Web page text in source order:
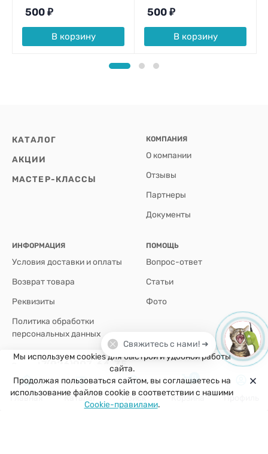
500 ₽
В корзину
500 ₽
В корзину
КАТАЛОГ
АКЦИИ
МАСТЕР-КЛАССЫ
КОМПАНИЯ
О компании
Отзывы
Партнеры
Документы
ИНФОРМАЦИЯ
Условия доставки и оплаты
Возврат товара
Реквизиты
Политика обработки
персональных данных
ПОМОЩЬ
Вопрос-ответ
Статьи
Фото
+7(926)907-64-35
г. Москва
zakaz@kuklobaza.ru
Мы используем cookies для быстрой и удобной работы
сайта.
Продолжая пользоваться сайтом, вы соглашаетесь на
использование файлов cookie в соответствии с нашими
Cookie-правилами.
Главная Каталог Поиск
0
Корзина Профиль
Свяжитесь с нами! ➜